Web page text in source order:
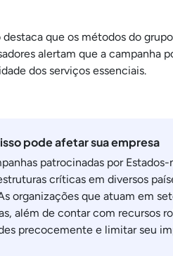
que os métodos do
alertam que a campanha
dos serviços essenciais.
pode afetar sua empresa
patrocinadas por
críticas em diversos
organizações que atuam em
além de contar com recursos
precocemente e limitar seu